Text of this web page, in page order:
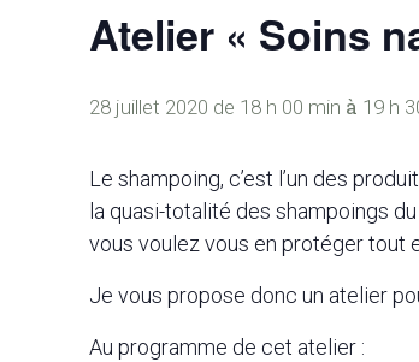
Atelier « Soins
28 juillet 2020 de 18 h 00 min à 19 h
Le shampoing, c’est l’un des
la quasi-totalité des shampoings
vous voulez vous en protéger tout
Je vous propose donc un atelier
Au programme de cet atelier :